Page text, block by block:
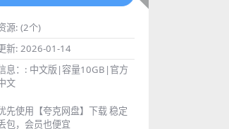
源: (2个)
新: 2026-01-14
息：: 中文版|容量10GB|官方
文
先使用【夸克网盘】下载 稳定
包，会员也便宜